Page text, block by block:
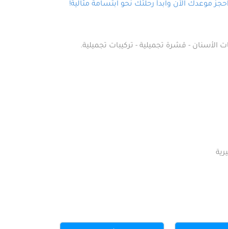
موعدك الآن وابدأ رحلتك نحو ابتسامة مثالية!
الأسنان - قشرة تجميلية - تركيبات تجميلية.